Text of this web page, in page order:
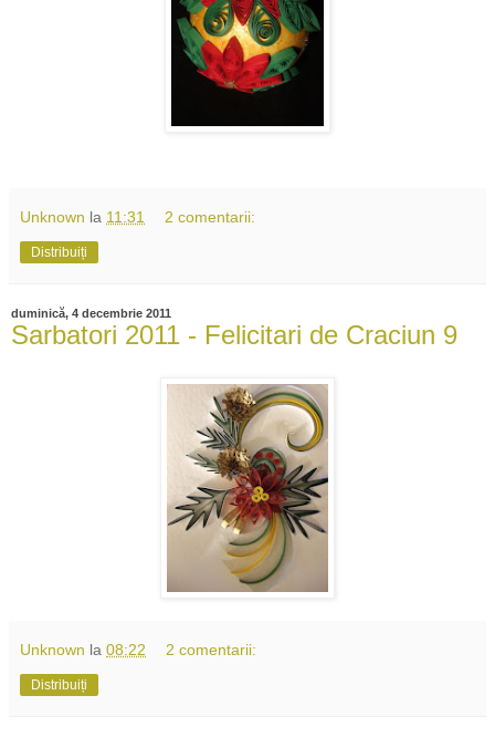
Unknown la 11:31 2 comentarii:
Distribuiți
duminică, 4 decembrie 2011
Sarbatori 2011 - Felicitari de Craciun 9
Unknown la 08:22 2 comentarii:
Distribuiți